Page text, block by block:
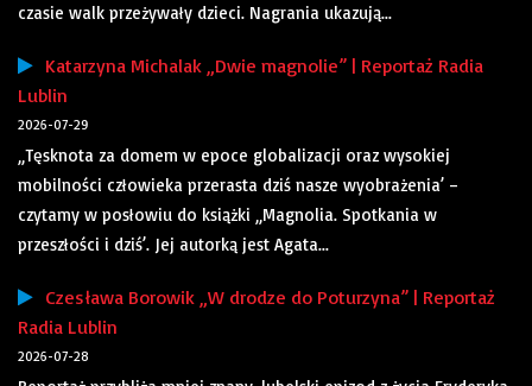
czasie walk przeżywały dzieci. Nagrania ukazują...
Katarzyna Michalak „Dwie magnolie” | Reportaż Radia
Lublin
2026-07-29
„Tęsknota za domem w epoce globalizacji oraz wysokiej
mobilności człowieka przerasta dziś nasze wyobrażenia’ –
czytamy w posłowiu do książki „Magnolia. Spotkania w
przeszłości i dziś’. Jej autorką jest Agata...
Czesława Borowik „W drodze do Poturzyna” | Reportaż
Radia Lublin
2026-07-28